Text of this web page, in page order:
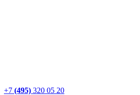
+7 (495) 320 05 20